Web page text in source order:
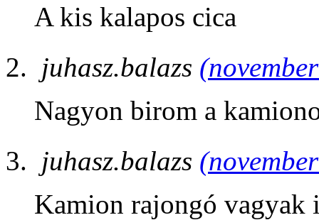
A kis kalapos cica
juhasz.balazs
Nagyon birom a
juhasz.balazs
Kamion rajongó vagyak